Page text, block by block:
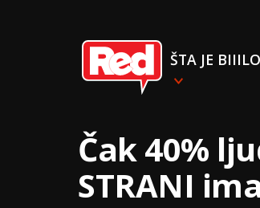
ŠTA JE
Čak 40%
STRANI